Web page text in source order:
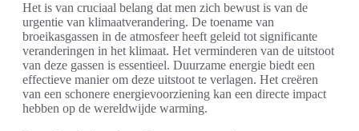
Het is van cruciaal belang dat men zich bewust is van de
urgentie van klimaatverandering. De toename van
broeikasgassen in de atmosfeer heeft geleid tot significante
veranderingen in het klimaat. Het verminderen van de uitstoot
van deze gassen is essentieel. Duurzame energie biedt een
effectieve manier om deze uitstoot te verlagen. Het creëren
van een schonere energievoorziening kan een directe impact
hebben op de wereldwijde warming.